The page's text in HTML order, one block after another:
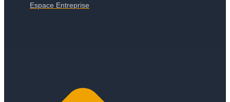
Espace Entreprise